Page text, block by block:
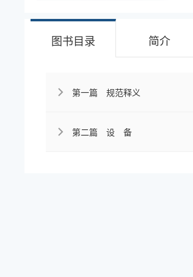
图书目录 简介
第一篇 规范释义
第二篇 设 备